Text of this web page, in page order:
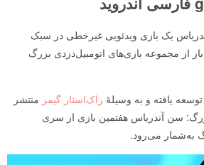
یک بازی ویدئویی غیرخطی در سبک
از مجموعه بازی‌های اتومبیل‌دزدی بزرگ
توسعه یافته و به وسیلهٔ راک‌استار گیمز منتشر
سن آندریاس هفتمین بازی از سری
به‌شمار می‌رود.